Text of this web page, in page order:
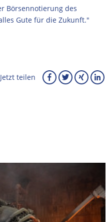
Börsennotierung des
Gute für die Zukunft."
Jetzt teilen